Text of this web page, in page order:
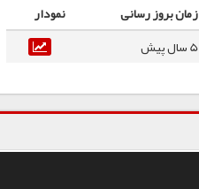
زمان بروز رسانی
نمودار
5 سال پیش